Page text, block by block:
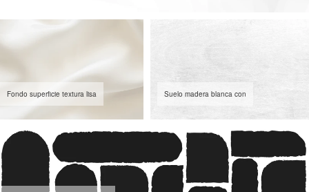
Fondo superficie textura lisa Suelo madera blanca con